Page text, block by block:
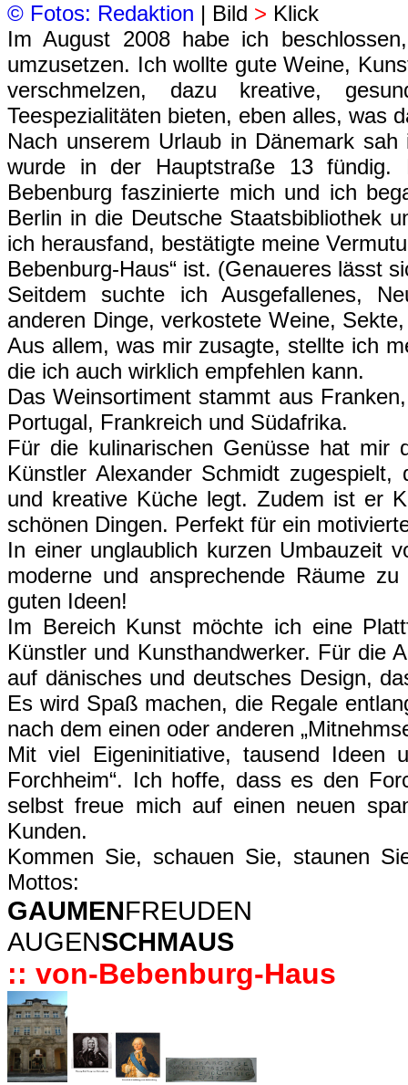
© Fotos: Redaktion | Bild > Klick
Im August 2008 habe ich
umzusetzen. Ich wollte gute Weine,
verschmelzen, dazu kreative,
Teespezialitäten bieten, eben alles, was
Nach unserem Urlaub in Dänemark
wurde in der Hauptstraße 13 fündig.
Bebenburg faszinierte mich und ich
Berlin in die Deutsche Staatsbibliothek
ich herausfand, bestätigte meine
Bebenburg-Haus“ ist. (Genaueres lässt
Seitdem suchte ich Ausgefallenes,
anderen Dinge, verkostete Weine,
Aus allem, was mir zusagte, stellte ich
die ich auch wirklich empfehlen kann.
Das Weinsortiment stammt aus
Portugal, Frankreich und Südafrika.
Für die kulinarischen Genüsse hat mir
Künstler Alexander Schmidt
und kreative Küche legt. Zudem ist er
schönen Dingen. Perfekt für ein
In einer unglaublich kurzen Umbauzeit
moderne und ansprechende Räume
guten Ideen!
Im Bereich Kunst möchte ich eine
Künstler und Kunsthandwerker. Für die
auf dänisches und deutsches Design,
Es wird Spaß machen, die Regale
nach dem einen oder anderen
Mit viel Eigeninitiative, tausend Ideen
Forchheim“. Ich hoffe, dass es den
selbst freue mich auf einen neuen
Kunden.
Kommen Sie, schauen Sie, staunen
Mottos:
GAUMENFREUDEN
AUGENSCHMAUS
:: von-Bebenburg-Haus